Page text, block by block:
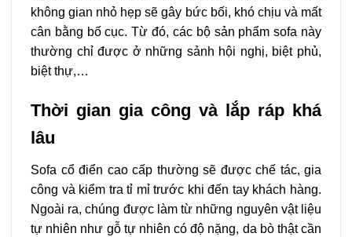
không gian nhỏ hẹp sẽ gây bức bối, khó chịu và mất
cân bằng bố cục. Từ đó, các bộ sản phẩm sofa này
thường chỉ được ở những sảnh hội nghị, biệt phủ,
biệt thự,…
Thời gian gia công và lắp ráp khá
lâu
Sofa cổ điển cao cấp thường sẽ được chế tác, gia
công và kiểm tra tỉ mỉ trước khi đến tay khách hàng.
Ngoài ra, chúng được làm từ những nguyên vật liệu
tự nhiên như gỗ tự nhiên có độ nặng, da bò thật cần